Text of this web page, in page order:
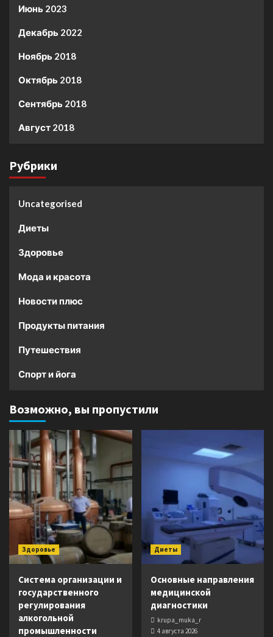
Июнь 2023
Декабрь 2022
Ноябрь 2018
Октябрь 2018
Сентябрь 2018
Август 2018
Рубрики
Uncategorised
Диеты
Здоровье
Мода и красота
Новости плюс
Продукты питания
Путешествия
Спорт и йога
Возможно, вы пропустили
Здоровье
Система организации и
государственного
регулирования
алкогольной
промышленности
Диеты
Основные направления
медицинской
диагностики
krupa_muka_r
4 августа 2026